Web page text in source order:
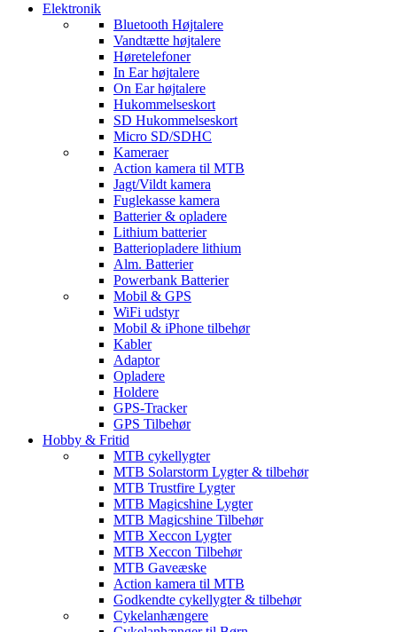
Elektronik
Bluetooth Højtalere
Vandtætte højtalere
Høretelefoner
In Ear højtalere
On Ear højtalere
Hukommelseskort
SD Hukommelseskort
Micro SD/SDHC
Kameraer
Action kamera til MTB
Jagt/Vildt kamera
Fuglekasse kamera
Batterier & opladere
Lithium batterier
Batteriopladere lithium
Alm. Batterier
Powerbank Batterier
Mobil & GPS
WiFi udstyr
Mobil & iPhone tilbehør
Kabler
Adaptor
Opladere
Holdere
GPS-Tracker
GPS Tilbehør
Hobby & Fritid
MTB cykellygter
MTB Solarstorm Lygter & tilbehør
MTB Trustfire Lygter
MTB Magicshine Lygter
MTB Magicshine Tilbehør
MTB Xeccon Lygter
MTB Xeccon Tilbehør
MTB Gaveæske
Action kamera til MTB
Godkendte cykellygter & tilbehør
Cykelanhængere